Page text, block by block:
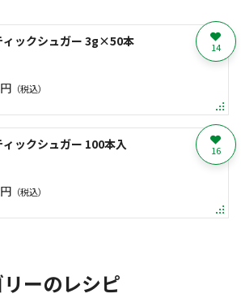
ィックシュガー 3g×50本
（税込）
14
ィックシュガー 100本入
（税込）
16
ーのレシピ